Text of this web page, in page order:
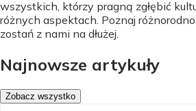
wszystkich, którzy pragną zgłębić
różnych aspektach. Poznaj
zostań z nami na dłużej.
Najnowsze artykuły
Zobacz wszystko